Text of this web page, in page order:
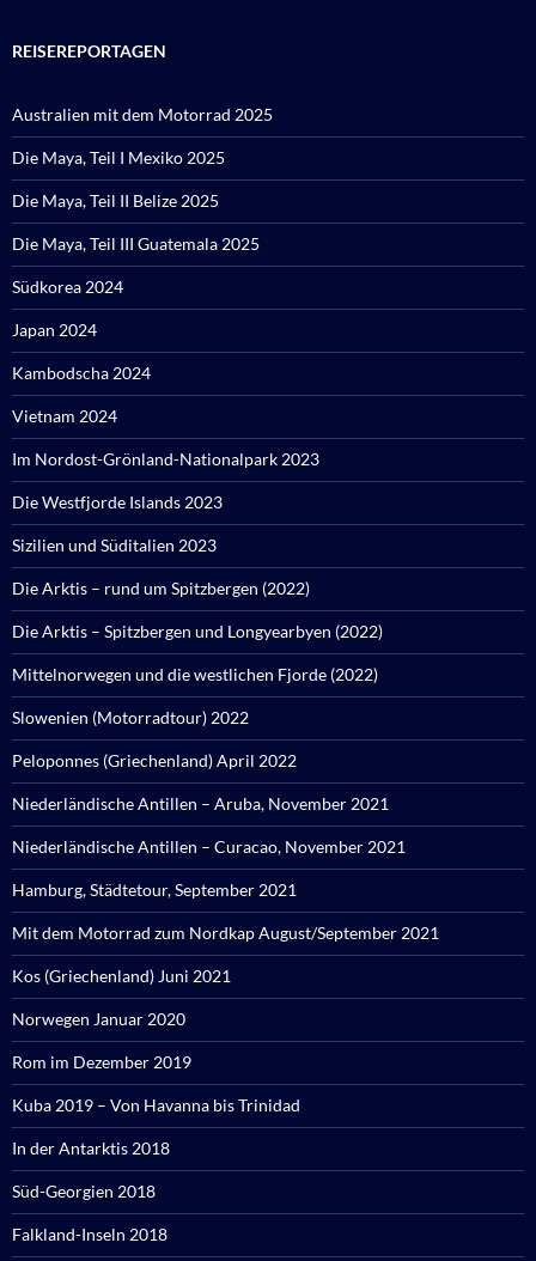
REISEREPORTAGEN
Australien mit dem Motorrad 2025
Die Maya, Teil I Mexiko 2025
Die Maya, Teil II Belize 2025
Die Maya, Teil III Guatemala 2025
Südkorea 2024
Japan 2024
Kambodscha 2024
Vietnam 2024
Im Nordost-Grönland-Nationalpark 2023
Die Westfjorde Islands 2023
Sizilien und Süditalien 2023
Die Arktis – rund um Spitzbergen (2022)
Die Arktis – Spitzbergen und Longyearbyen (2022)
Mittelnorwegen und die westlichen Fjorde (2022)
Slowenien (Motorradtour) 2022
Peloponnes (Griechenland) April 2022
Niederländische Antillen – Aruba, November 2021
Niederländische Antillen – Curacao, November 2021
Hamburg, Städtetour, September 2021
Mit dem Motorrad zum Nordkap August/September 2021
Kos (Griechenland) Juni 2021
Norwegen Januar 2020
Rom im Dezember 2019
Kuba 2019 – Von Havanna bis Trinidad
In der Antarktis 2018
Süd-Georgien 2018
Falkland-Inseln 2018